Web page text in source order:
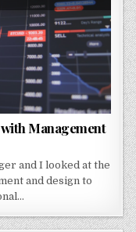
Management
and I looked at the
and design to